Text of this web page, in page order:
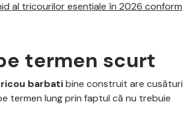
al tricourilor esențiale în 2026 conform
termen scurt
barbatibine construit are cusături
termen lung prin faptul că nu trebuie